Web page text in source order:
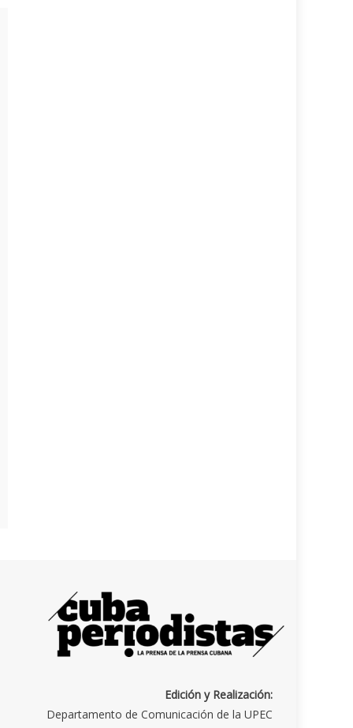
Edición y Realización:
Departamento de Comunicación de la UPEC